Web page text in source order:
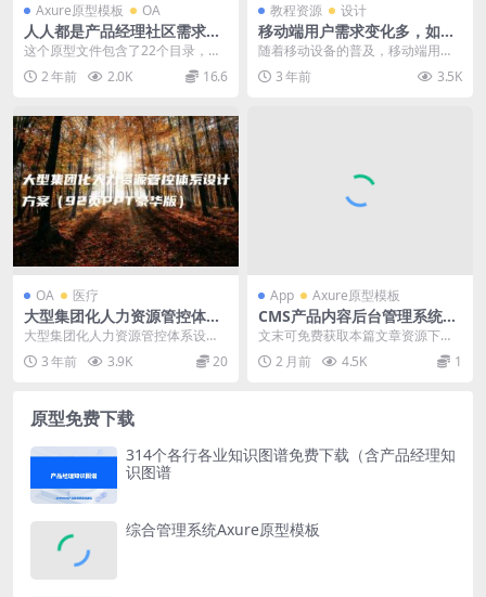
Axure原型模板 OA
人人都是产品经理社区需求文
档原型axure模板下载
这个原型文件包含了22个目录，内
容涵盖了产品需求、版本功能、用
户界面设计、业务逻...
2 年前 2.0K 16.6
教程资源 设计
移动端用户需求变化多，如何
使用Axure进行移动端设计？
随着移动设备的普及，移动端用户
需求的变化越来越多。设计师需要
根据不同用户需求和设...
3 年前 3.5K
OA 医疗
大型集团化人力资源管控体系
设计方案（92页PPT豪华版）
大型集团化人力资源管控体系设计
方案 随着企业规模的不断扩大，人
力资源管理也变得越...
3 年前 3.9K 20
App Axure原型模板
CMS产品内容后台管理系统原
型预览文件
文末可免费获取本篇文章资源下载
链接 —————————— 1.1 产
品介绍 Ga...
2 月前 4.5K 1
原型免费下载
314个各行各业知识图谱免费下载（含产品经理知
识图谱
综合管理系统Axure原型模板